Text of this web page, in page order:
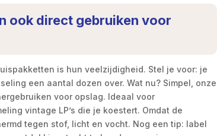
ook direct gebruiken voor
is hun veelzijdigheid. Stel je voor: je
een aantal dozen over. Wat nu? Simpel, onze
voor opslag. Ideaal voor
vintage LP’s die je koestert. Omdat de
tegen stof, licht en vocht. Nog een tip: label